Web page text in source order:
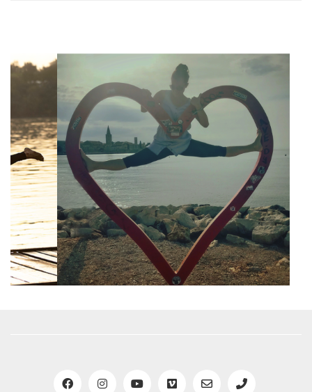
nagyszüleinket ki tudja mennyi idő alatt
ért, túlzottak a tevékenységeink, modern
világunk, a fogyasztói társadalmunk
pedig elszakít minket a testünktől.
Az óráimon arra törekszem, hogy
megtanuljunk újra egyek lenni a
testünkkel, ami közelebb hozhat ahhoz,
hogy megtapasztalhassuk a testi-lelki
egységet. Szeretem az órákon, ahogyan
akár játékosan, de keresgéljük a
határainkat, és “játszunk” az
idegrendszerrel.
A jógára jelenleg, mint egyfajta
mozgásterápiára tekintek, és hiszem
hogy ki-ki a maga kis útján
megtapasztalja ezt a terápiás hatást.
Emellett hiszem hogy a flow élmény